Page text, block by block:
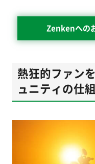
Zenkenへの
熱狂的ファン
ュニティの仕